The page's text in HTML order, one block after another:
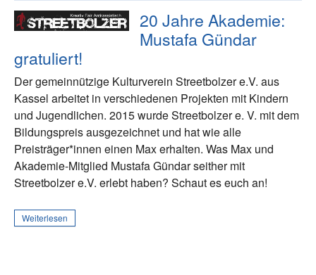
20 Jahre Akademie:
Mustafa Gündar
gratuliert!
Der gemeinnützige Kulturverein Streetbolzer e.V. aus
Kassel arbeitet in verschiedenen Projekten mit Kindern
und Jugendlichen. 2015 wurde Streetbolzer e. V. mit dem
Bildungspreis ausgezeichnet und hat wie alle
Preisträger*innen einen Max erhalten. Was Max und
Akademie-Mitglied Mustafa Gündar seither mit
Streetbolzer e.V. erlebt haben? Schaut es euch an!
Weiterlesen